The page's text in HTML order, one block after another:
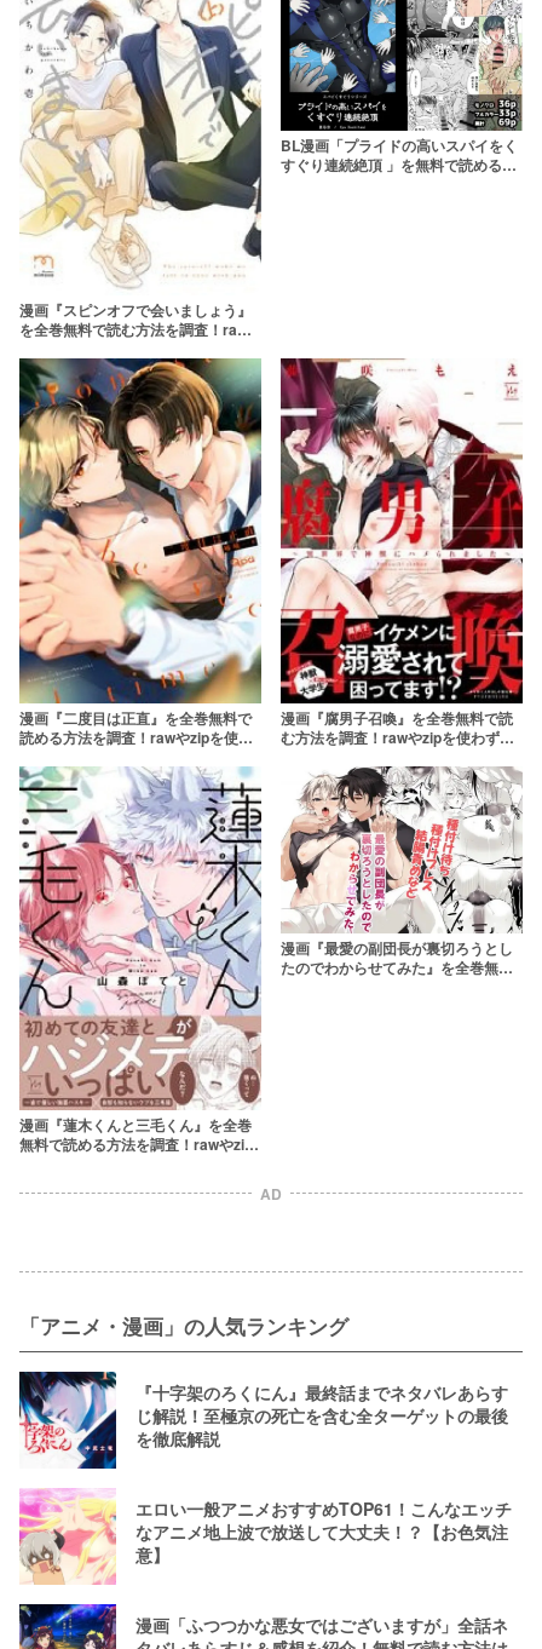
漫画『スピンオフで会いましょう』
を全巻無料で読む方法を調査！raw
スは？【いちかわ壱】
BL漫画「プライドの高いスパイをく
すぐり連続絶頂 」を無料で読めるサ
漫画『二度目は正直』を全巻無料で
読める方法を調査！rawやzipを使わ
喃】
漫画『腐男子召喚』を全巻無料で読
む方法を調査！rawやzipを使わずに
え】
漫画『蓮木くんと三毛くん』を全巻
無料で読める方法を調査！rawやzip
漫画『最愛の副団長が裏切ろうとし
たのでわからせてみた』を全巻無料
AD
「アニメ・漫画」の人気ランキング
『十字架のろくにん』最終話までネタバレあらす
じ解説！至極京の死亡を含む全ターゲットの最後
を徹底解説
エロい一般アニメおすすめTOP61！こんなエッチ
なアニメ地上波で放送して大丈夫！？【お色気注
意】
漫画「ふつつかな悪女ではございますが」全話ネ